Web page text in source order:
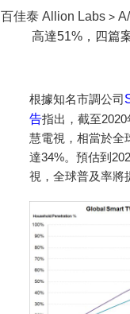
百佳泰 Allion Labs >
高達51%，四篇
根據知名市調公司
告指出，截至
慧電視，相當於全
達34%。預估到
視，全球普及率將